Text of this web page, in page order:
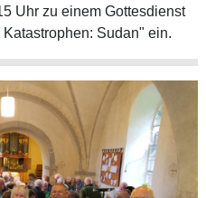
Uhr zu einem Gottesdienst
Sudan" ein.